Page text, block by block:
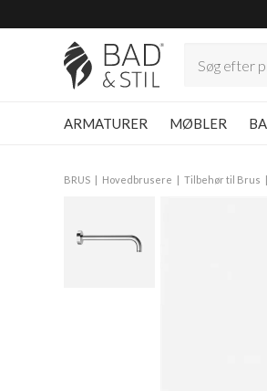
ARMATURER MØBLER
BRUS Hovedbrusere Tilbehør til Brus